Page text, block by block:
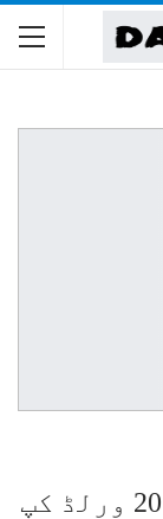
نیوزی لینڈ ویمنز ٹیم ٹی 20 ورلڈ کپ